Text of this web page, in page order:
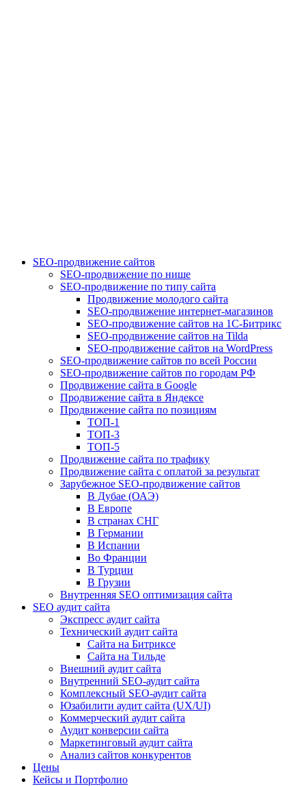
SEO-продвижение сайтов
SEO-продвижение по нише
SEO-продвижение по типу сайта
Продвижение молодого сайта
SEO-продвижение интернет-магазинов
SEO-продвижение сайтов на 1С-Битрикс
SEO-продвижение сайтов на Tilda
SEO-продвижение сайтов на WordPress
SEO-продвижение сайтов по всей России
SEO-продвижение сайтов по городам РФ
Продвижение сайта в Google
Продвижение сайта в Яндексе
Продвижение сайта по позициям
ТОП-1
ТОП-3
ТОП-5
Продвижение сайта по трафику
Продвижение сайта с оплатой за результат
Зарубежное SEO-продвижение сайтов
В Дубае (ОАЭ)
В Европе
В странах СНГ
В Германии
В Испании
Во Франции
В Турции
В Грузии
Внутренняя SEO оптимизация сайта
SEO аудит сайта
Экспресс аудит сайта
Технический аудит сайта
Сайта на Битриксе
Сайта на Тильде
Внешний аудит сайта
Внутренний SEO-аудит сайта
Комплексный SEO-аудит сайта
Юзабилити аудит сайта (UX/UI)
Коммерческий аудит сайта
Аудит конверсии сайта
Маркетинговый аудит сайта
Анализ сайтов конкурентов
Цены
Кейсы и Портфолио